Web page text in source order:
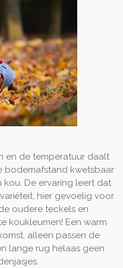
en de temperatuur daalt
bodemafstand kwetsbaar
De ervaring leert dat
hier gevoelig voor
oudere teckels en
koukleumen! Een warm
alleen passen de
lange rug helaas geen